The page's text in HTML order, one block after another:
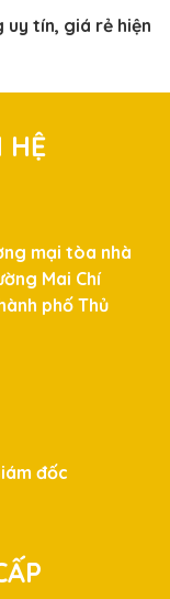
tín, giá rẻ hiện
HỆ
mại tòa nhà
Mai Chí
phố Thủ
đốc